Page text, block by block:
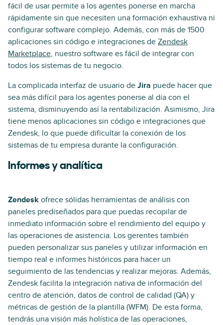
fácil de usar permite a los agentes ponerse en marcha
rápidamente sin que necesiten una formación exhaustiva ni
configurar software complejo. Además, con más de 1500
aplicaciones sin código e integraciones de Zendesk
Marketplace, nuestro software es fácil de integrar con
todos los sistemas de tu negocio.
La complicada interfaz de usuario de Jira puede hacer que
sea más difícil para los agentes ponerse al día con el
sistema, disminuyendo así la rentabilización. Asimismo, Jira
tiene menos aplicaciones sin código e integraciones que
Zendesk, lo que puede dificultar la conexión de los
sistemas de tu empresa durante la configuración.
Informes y analítica
Zendesk ofrece sólidas herramientas de análisis con
paneles prediseñados para que puedas recopilar de
inmediato información sobre el rendimiento del equipo y
las operaciones de asistencia. Los gerentes también
pueden personalizar sus paneles y utilizar información en
tiempo real e informes históricos para hacer un
seguimiento de las tendencias y realizar mejoras. Además,
Zendesk facilita la integración nativa de información del
centro de atención, datos de control de calidad (QA) y
métricas de gestión de la plantilla (WFM). De esta forma,
tendrás una visión más holística de las operaciones,